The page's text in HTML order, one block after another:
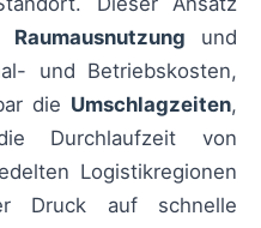
Raumausnutzung und
und Betriebskosten,
die Umschlagzeiten,
Durchlaufzeit von
Logistikregionen
Druck auf schnelle